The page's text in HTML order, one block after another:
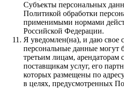
Субъекты персональных
Политикой обработки
применимыми нормами
Российской Федерации.
Я уведомлен(на), и даю свое
персональные данные могут
третьим лицам, арендаторам
поставщикам услуг, его
которых размещены по
в целях, предусмотренных